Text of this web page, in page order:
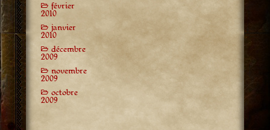
février
2010
janvier
2010
décembre
2009
novembre
2009
octobre
2009